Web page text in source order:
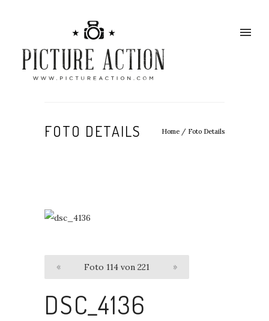
FOTO DETAILS Home / Foto Details
« Foto 114 von 221 »
DSC_4136